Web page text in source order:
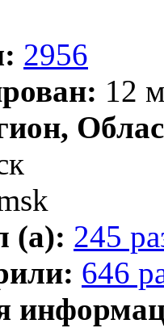
2956
12
(а): 245
646